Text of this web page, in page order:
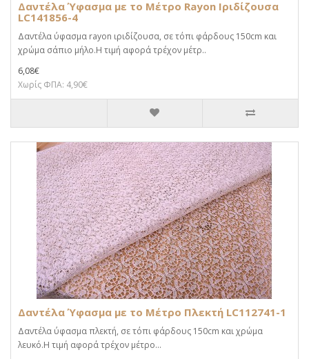
Δαντέλα Ύφασμα με το Μέτρο Rayon Ιριδίζουσα
LC141856-4
Δαντέλα ύφασμα rayon ιριδίζουσα, σε τόπι φάρδους 150cm και
χρώμα σάπιο μήλο.Η τιμή αφορά τρέχον μέτρ..
6,08€
Χωρίς ΦΠΑ: 4,90€
Δαντέλα Ύφασμα με το Μέτρο Πλεκτή LC112741-1
Δαντέλα ύφασμα πλεκτή, σε τόπι φάρδους 150cm και χρώμα
λευκό.Η τιμή αφορά τρέχον μέτρο...